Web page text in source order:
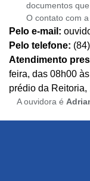
documentos
O contato com
Pelo e-mail:
Pelo telefone:
Atendimento
feira, das 08h00
prédio da Reitoria,
A ouvidora é